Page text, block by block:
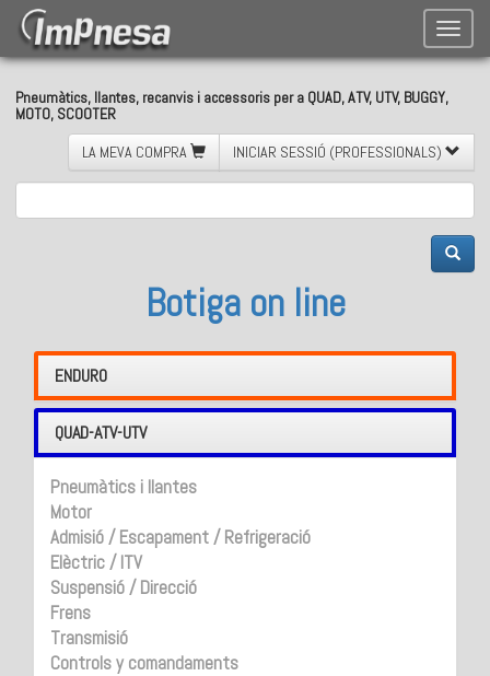
Toggle
Pneumàtics, llantes, recanvis i accessoris per a QUAD, ATV, UTV, BUGGY,
MOTO, SCOOTER
LA MEVA COMPRA
INICIAR SESSIÓ (PROFESSIONALS)
Botiga on line
ENDURO
QUAD-ATV-UTV
Pneumàtics i llantes
Motor
Admisió / Escapament / Refrigeració
Elèctric / ITV
Suspensió / Direcció
Frens
Transmisió
Controls y comandaments